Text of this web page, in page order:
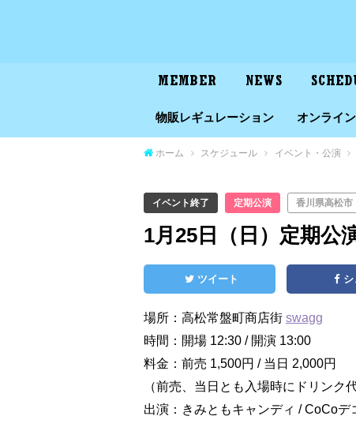
MEMBER NEWS
物販レギュレーション オンライ
ホーム スケジュール イベント・公演
イベント終了 定期公演 香川県高松市
1月25日（日）定期公
ツイート シ
場所：高松常盤町商店街 swagg
時間：開場 12:30 / 開演 13:00
料金：前売 1,500円 / 当日 2,000円
（前売、当日とも入場時にドリンク
出演：きみともキャンディ / CoCoデ